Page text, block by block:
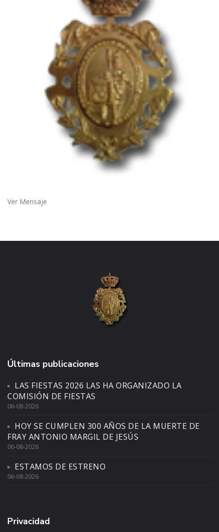
Ver Mensaje
Últimas publicaciones
LAS FIESTAS 2026 LAS HA ORGANIZADO LA
COMISIÓN DE FIESTAS
06-08-2026
HOY SE CUMPLEN 300 AÑOS DE LA MUERTE DE
FRAY ANTONIO MARGIL DE JESÚS
06-08-2026
ESTAMOS DE ESTRENO
06-08-2026
Privacidad